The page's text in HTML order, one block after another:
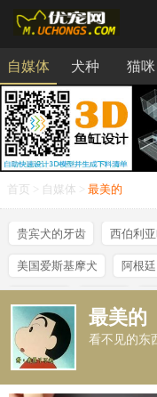
自媒体 犬种 猫咪
食品
首页 自媒体 最美的
贵宾犬的牙齿 西伯利
美国爱斯基摩犬 阿根廷
最美的
看不见的东